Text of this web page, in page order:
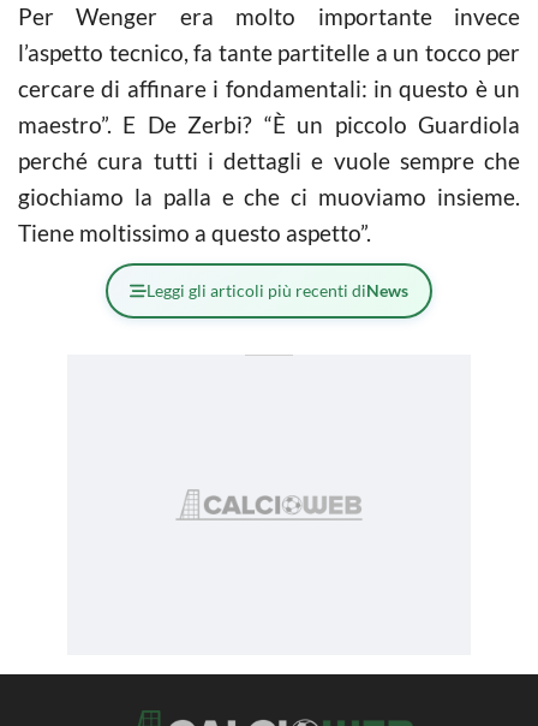
Per Wenger era molto importante invece
l’aspetto tecnico, fa tante partitelle a un tocco per
cercare di affinare i fondamentali: in questo è un
maestro”. E De Zerbi? “È un piccolo Guardiola
perché cura tutti i dettagli e vuole sempre che
giochiamo la palla e che ci muoviamo insieme.
Tiene moltissimo a questo aspetto”.
Leggi gli articoli più recenti diNews